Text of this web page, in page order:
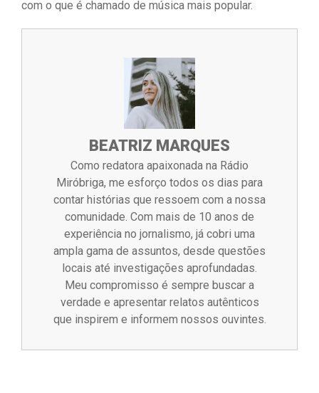
com o que é chamado de música mais popular.
BEATRIZ MARQUES
Como redatora apaixonada na Rádio
Miróbriga, me esforço todos os dias para
contar histórias que ressoem com a nossa
comunidade. Com mais de 10 anos de
experiência no jornalismo, já cobri uma
ampla gama de assuntos, desde questões
locais até investigações aprofundadas.
Meu compromisso é sempre buscar a
verdade e apresentar relatos autênticos
que inspirem e informem nossos ouvintes.